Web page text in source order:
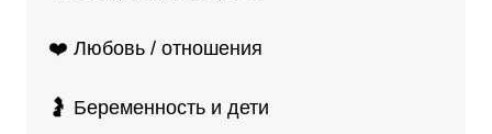
❤️ Любовь / отношения
🤰 Беременность и дети